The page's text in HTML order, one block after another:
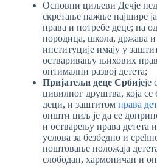
Основни циљеви Дечје
скретање пажње најшире
права и потребе деце; на
породица, школа, држава
институције имају у
остваривању њихових
оптимални развој детета;
Пријатељи деце Србијеје
цивилног друштва, која
деци, и заштитом права
општи циљ је да се
и остварењу права детета
услова за безбедно и
поштовање положаја
слободан, хармоничан и